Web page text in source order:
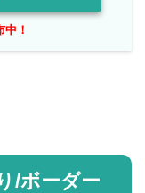
！
/ボーダー